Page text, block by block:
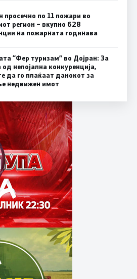
просечно по 11 пожари во
регион – вкупно 628
на пожарната годинава
“Фер туризам” во Дојран: За
нелојална конкуренција,
да го плаќаат данокот за
недвижен имот